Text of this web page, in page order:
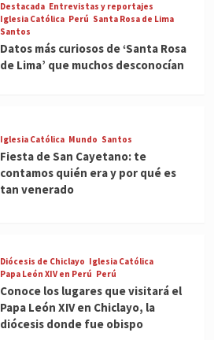
Destacada Entrevistas y reportajes
Iglesia Católica Perú Santa Rosa de Lima
Santos
Datos más curiosos de ‘Santa Rosa
de Lima’ que muchos desconocían
Iglesia Católica Mundo Santos
Fiesta de San Cayetano: te
contamos quién era y por qué es
tan venerado
Diócesis de Chiclayo Iglesia Católica
Papa León XIV en Perú Perú
Conoce los lugares que visitará el
Papa León XIV en Chiclayo, la
diócesis donde fue obispo